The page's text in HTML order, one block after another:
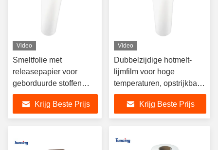
Video
Smeltfolie met
releasepapier voor
geborduurde stoffen
patches, hittebestendige
smeltlijmfolie voor het
verlijmen op hoeden
Krijg Beste Prijs
Video
Dubbelzijdige hotmelt-
lijmfilm voor hoge
temperaturen, opstrijkbare
geborduurde stoffen
patches, breedtebereik 5
mm - 1580 mm
Krijg Beste Prijs